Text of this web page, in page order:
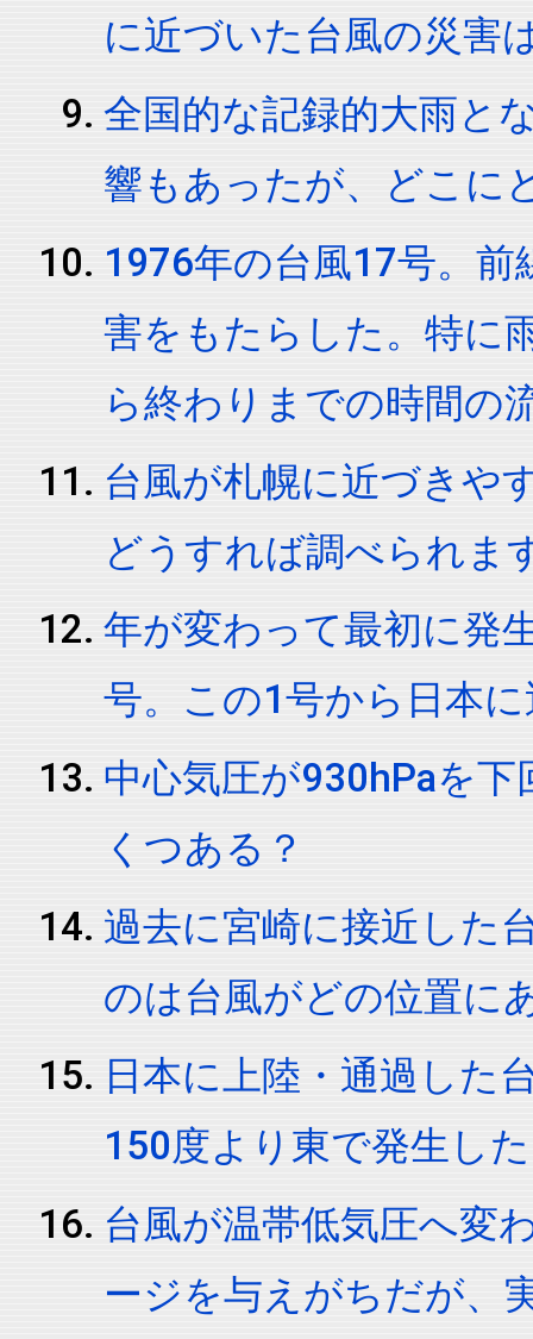
に近づいた台風の災害
全国的な記録的大雨と
響もあったが、どこに
1976年の台風17号。
害をもたらした。特に
ら終わりまでの時間の
台風が札幌に近づきや
どうすれば調べられま
年が変わって最初に発
号。この1号から日本
中心気圧が930hPaを
くつある？
過去に宮崎に接近した
のは台風がどの位置に
日本に上陸・通過した
150度より東で発生し
台風が温帯低気圧へ変
ージを与えがちだが、